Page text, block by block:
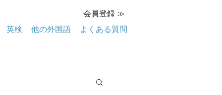
英検 他の外国語 よくある質問
会員登録 ≫